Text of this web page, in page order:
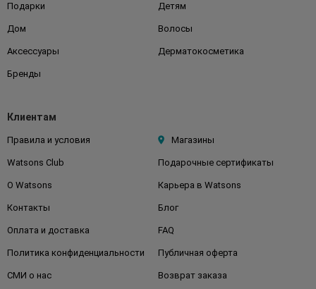
Подарки Детям
Дом Волосы
Аксессуары Дерматокосметика
Бренды
Клиентам
Правила и условия Магазины
Watsons Club Подарочные сертификаты
О Watsons Карьера в Watsons
Контакты Блог
Оплата и доставка FAQ
Политика конфиденциальности Публичная оферта
СМИ о нас Возврат заказа